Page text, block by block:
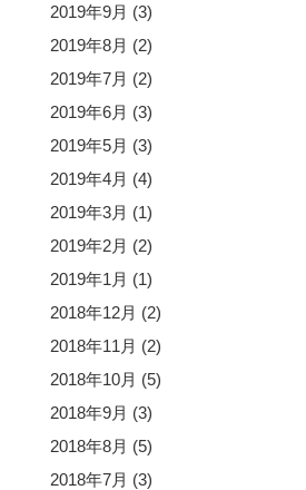
2019年9月 (3)
2019年8月 (2)
2019年7月 (2)
2019年6月 (3)
2019年5月 (3)
2019年4月 (4)
2019年3月 (1)
2019年2月 (2)
2019年1月 (1)
2018年12月 (2)
2018年11月 (2)
2018年10月 (5)
2018年9月 (3)
2018年8月 (5)
2018年7月 (3)